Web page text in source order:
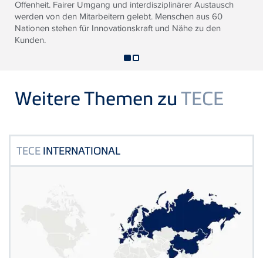
Offenheit. Fairer Umgang und interdisziplinärer Austausch
werden von den Mitarbeitern gelebt. Menschen aus 60
Nationen stehen für Innovationskraft und Nähe zu den
Kunden.
Weitere Themen zuTECE
TECE INTERNATIONAL